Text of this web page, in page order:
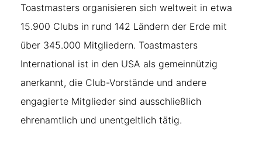
Toastmasters organisieren sich weltweit in etwa
15.900 Clubs in rund 142 Ländern der Erde mit
über 345.000 Mitgliedern. Toastmasters
International ist in den USA als gemeinnützig
anerkannt, die Club-Vorstände und andere
engagierte Mitglieder sind ausschließlich
ehrenamtlich und unentgeltlich tätig.